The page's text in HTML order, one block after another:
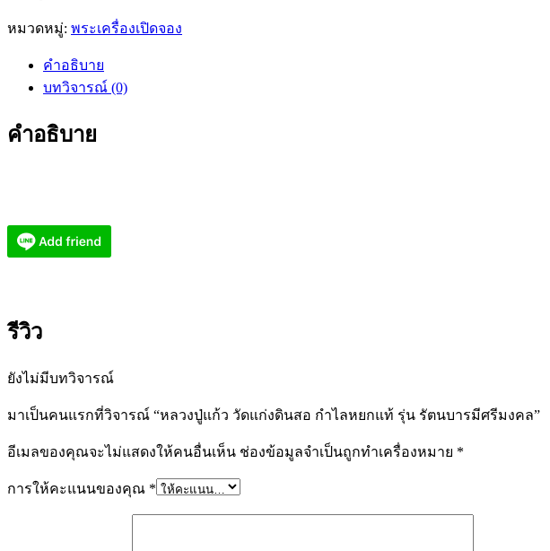
หมวดหมู่: พระเครื่องเปิดจอง
คำอธิบาย
บทวิจารณ์ (0)
คำอธิบาย
รีวิว
ยังไม่มีบทวิจารณ์
มาเป็นคนแรกที่วิจารณ์ “หลวงปู่แก้ว วัดแก่งดินสอ กำไลหยกแท้ รุ่น รัตนบารมีศรีมงคล”
อีเมลของคุณจะไม่แสดงให้คนอื่นเห็น ช่องข้อมูลจำเป็นถูกทำเครื่องหมาย *
การให้คะแนนของคุณ *